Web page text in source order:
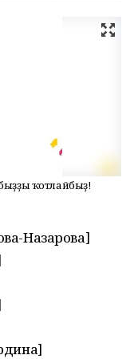
ҡотлайбыҙ!
Назарова]